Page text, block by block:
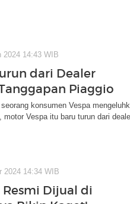
2024 14:43 WIB
dari Dealer
Piaggio
konsumen Vespa
Vespa itu baru turun dari
2024 14:34 WIB
Resmi Dijual di